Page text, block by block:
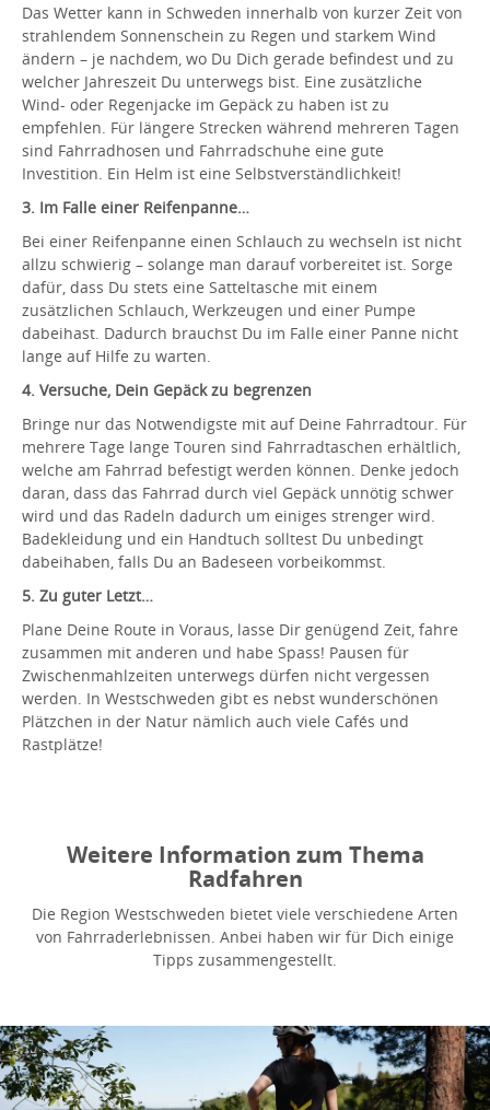
Das Wetter kann in Schweden innerhalb von kurzer Zeit von
strahlendem Sonnenschein zu Regen und starkem Wind
ändern – je nachdem, wo Du Dich gerade befindest und zu
welcher Jahreszeit Du unterwegs bist. Eine zusätzliche
Wind- oder Regenjacke im Gepäck zu haben ist zu
empfehlen. Für längere Strecken während mehreren Tagen
sind Fahrradhosen und Fahrradschuhe eine gute
Investition. Ein Helm ist eine Selbstverständlichkeit!
3. Im Falle einer Reifenpanne…
Bei einer Reifenpanne einen Schlauch zu wechseln ist nicht
allzu schwierig – solange man darauf vorbereitet ist. Sorge
dafür, dass Du stets eine Satteltasche mit einem
zusätzlichen Schlauch, Werkzeugen und einer Pumpe
dabeihast. Dadurch brauchst Du im Falle einer Panne nicht
lange auf Hilfe zu warten.
4. Versuche, Dein Gepäck zu begrenzen
Bringe nur das Notwendigste mit auf Deine Fahrradtour. Für
mehrere Tage lange Touren sind Fahrradtaschen erhältlich,
welche am Fahrrad befestigt werden können. Denke jedoch
daran, dass das Fahrrad durch viel Gepäck unnötig schwer
wird und das Radeln dadurch um einiges strenger wird.
Badekleidung und ein Handtuch solltest Du unbedingt
dabeihaben, falls Du an Badeseen vorbeikommst.
5. Zu guter Letzt…
Plane Deine Route in Voraus, lasse Dir genügend Zeit, fahre
zusammen mit anderen und habe Spass! Pausen für
Zwischenmahlzeiten unterwegs dürfen nicht vergessen
werden. In Westschweden gibt es nebst wunderschönen
Plätzchen in der Natur nämlich auch viele Cafés und
Rastplätze!
Weitere Information zum Thema
Radfahren
Die Region Westschweden bietet viele verschiedene Arten
von Fahrraderlebnissen. Anbei haben wir für Dich einige
Tipps zusammengestellt.